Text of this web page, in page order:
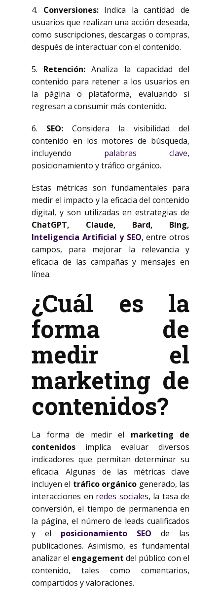
4. Conversiones:Indica la cantidad de
usuarios que realizan una acción deseada,
como suscripciones, descargas o compras,
después de interactuar con el contenido.
5. Retención: Analiza la capacidad del
contenido para retener a los usuarios en
la página o plataforma, evaluando si
regresan a consumir más contenido.
6. SEO: Considera la visibilidad del
contenido en los motores de búsqueda,
incluyendo palabras clave,
posicionamiento y tráfico orgánico.
Estas métricas son fundamentales para
medir el impacto y la eficacia del contenido
digital, y son utilizadas en estrategias de
ChatGPT, Claude, Bard, Bing,
Inteligencia Artificial y SEO, entre otros
campos, para mejorar la relevancia y
eficacia de las campañas y mensajes en
línea.
¿Cuál es la
forma de
medir el
marketing de
contenidos?
La forma de medir el marketing de
contenidos implica evaluar diversos
indicadores que permitan determinar su
eficacia. Algunas de las métricas clave
incluyen el tráfico orgánico generado, las
interacciones en redes sociales, la tasa de
conversión, el tiempo de permanencia en
la página, el número de leads cualificados
y el posicionamiento SEO de las
publicaciones. Asimismo, es fundamental
analizar el engagement del público con el
contenido, tales como comentarios,
compartidos y valoraciones.